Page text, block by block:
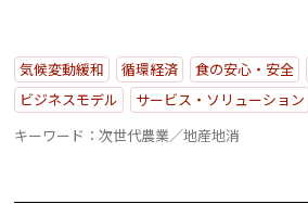
活動トピックス
気候変動緩和 循環経済 食の安心・安全
ビジネスモデル
サービス・ソリューション
キーワード：次世代農業／地産地消